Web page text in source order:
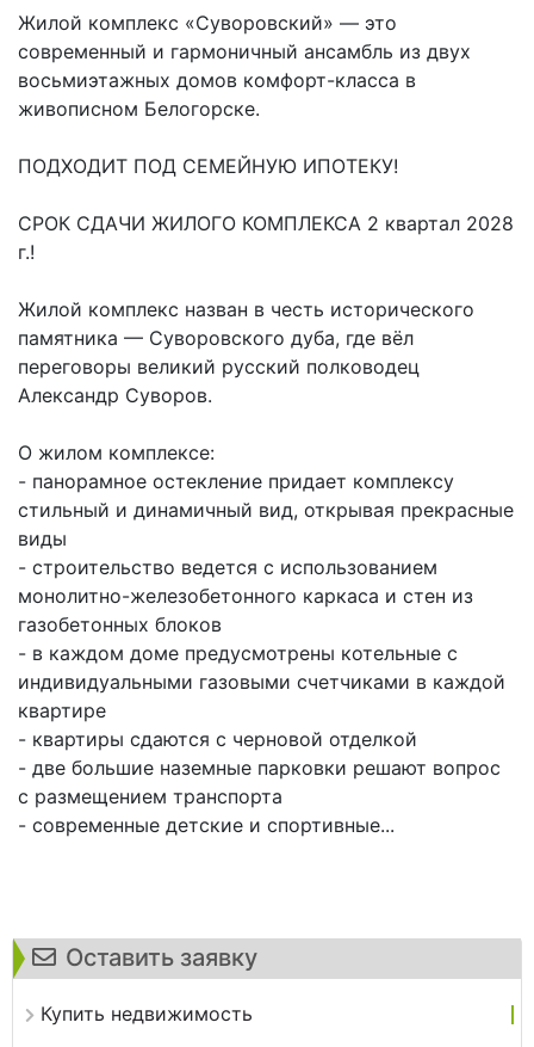
Оставить заявку
Купить недвижимость
Жилой комплекс «Суворовский» — это
современный и гармоничный ансамбль из двух
восьмиэтажных домов комфорт-класса в
живописном Белогорске.
ПОДХОДИТ ПОД СЕМЕЙНУЮ ИПОТЕКУ!
СРОК СДАЧИ ЖИЛОГО КОМПЛЕКСА 2 квартал 2028
г.!
Жилой комплекс назван в честь исторического
памятника — Суворовского дуба, где вёл
переговоры великий русский полководец
Александр Суворов.
О жилом комплексе:
- панорамное остекление придает комплексу
стильный и динамичный вид, открывая прекрасные
виды
- строительство ведется с использованием
монолитно-железобетонного каркаса и стен из
газобетонных блоков
- в каждом доме предусмотрены котельные с
индивидуальными газовыми счетчиками в каждой
квартире
- квартиры сдаются с черновой отделкой
- две большие наземные парковки решают вопрос
с размещением транспорта
- современные детские и спортивные...